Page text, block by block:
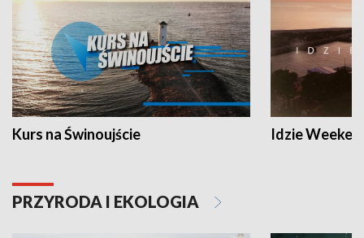
Kurs na Świnoujście Idzie
PRZYRODA I EKOLOGIA